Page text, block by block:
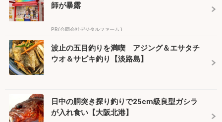
師が暴露
PR(合同会社デジタルファーム )
波止の五目釣りを満喫 アジング＆エサタチ
ウオ＆サビキ釣り【淡路島】
日中の胴突き探り釣りで25cm級良型ガシラ
が入れ食い【大阪北港】